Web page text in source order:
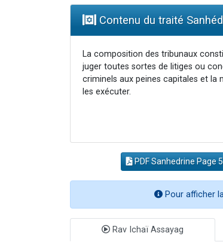
Contenu du traité
La composition des tribunaux
juger toutes sortes de litiges ou
criminels aux peines capitales et la
les exécuter.
PDF Sanhedrine Page
Pour afficher
Rav Ichaï Assayag